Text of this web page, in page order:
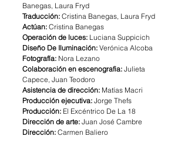
Banegas, Laura Fryd
Traducción: Cristina Banegas, Laura Fryd
Actúan: Cristina Banegas
Operación de luces: Luciana Suppicich
Diseño De Iluminación: Verónica Alcoba
Fotografía: Nora Lezano
Colaboración en escenografia: Julieta
Capece, Juan Teodoro
Asistencia de dirección: Matías Macri
Producción ejecutiva: Jorge Thefs
Producción: El Excéntrico De La 18
Dirección de arte: Juan José Cambre
Dirección: Carmen Baliero